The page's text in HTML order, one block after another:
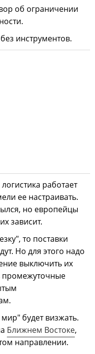
об ограничении
инструментов.
работает
ее настраивать.
но европейцы
зависит.
то поставки
Но для этого надо
выключить их
промежуточные
будет визжать.
Ближнем Востоке,
направлении.